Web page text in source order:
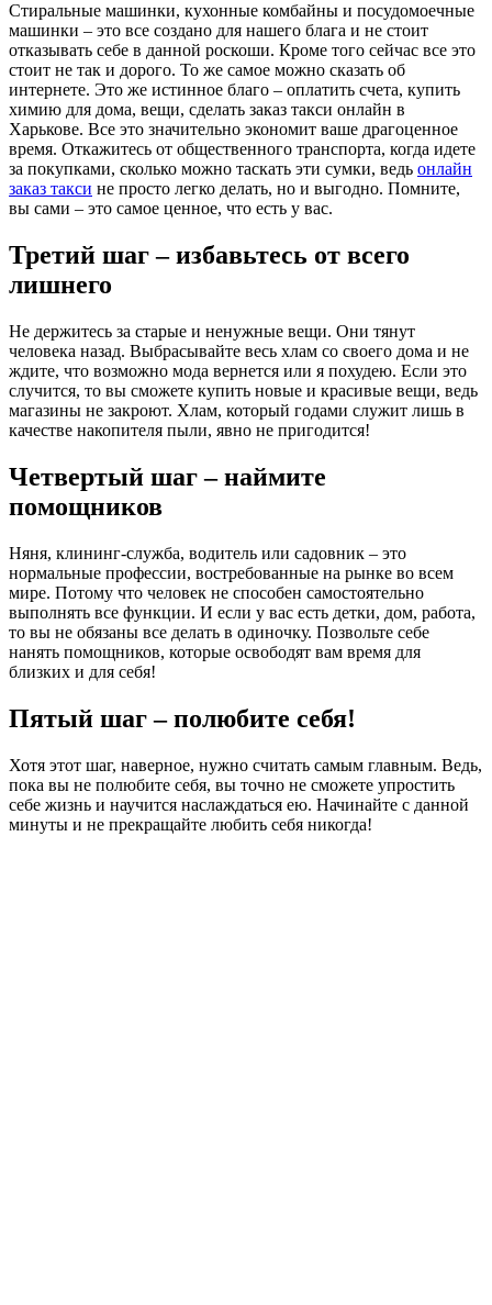
Стиральные машинки, кухонные комбайны и посудомоечные
машинки – это все создано для нашего блага и не стоит
отказывать себе в данной роскоши. Кроме того сейчас все это
стоит не так и дорого. То же самое можно сказать об
интернете. Это же истинное благо – оплатить счета, купить
химию для дома, вещи, сделать заказ такси онлайн в
Харькове. Все это значительно экономит ваше драгоценное
время. Откажитесь от общественного транспорта, когда идете
за покупками, сколько можно таскать эти сумки, ведь онлайн
заказ такси не просто легко делать, но и выгодно. Помните,
вы сами – это самое ценное, что есть у вас.
Третий шаг – избавьтесь от всего
лишнего
Не держитесь за старые и ненужные вещи. Они тянут
человека назад. Выбрасывайте весь хлам со своего дома и не
ждите, что возможно мода вернется или я похудею. Если это
случится, то вы сможете купить новые и красивые вещи, ведь
магазины не закроют. Хлам, который годами служит лишь в
качестве накопителя пыли, явно не пригодится!
Четвертый шаг – наймите
помощников
Няня, клининг-служба, водитель или садовник – это
нормальные профессии, востребованные на рынке во всем
мире. Потому что человек не способен самостоятельно
выполнять все функции. И если у вас есть детки, дом, работа,
то вы не обязаны все делать в одиночку. Позвольте себе
нанять помощников, которые освободят вам время для
близких и для себя!
Пятый шаг – полюбите себя!
Хотя этот шаг, наверное, нужно считать самым главным. Ведь,
пока вы не полюбите себя, вы точно не сможете упростить
себе жизнь и научится наслаждаться ею. Начинайте с данной
минуты и не прекращайте любить себя никогда!